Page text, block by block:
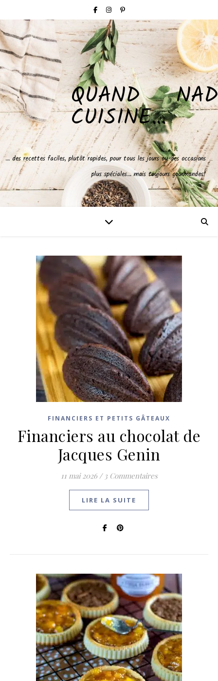
QUAND NAD
CUISINE…
… des recettes faciles, plutôt rapides, pour tous les jours ou des occasions
plus spéciales… mais toujours gourmandes!
FINANCIERS ET PETITS GÂTEAUX
Financiers au chocolat de
Jacques Genin
11 mai 2026 / 3 Commentaires
LIRE LA SUITE